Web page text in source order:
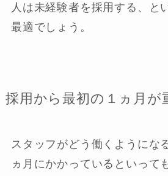
人は未経験者を採用する、と
最適でしょう。
採用から最初の１ヵ月が
スタッフがどう働くようにな
ヵ月にかかっているといって